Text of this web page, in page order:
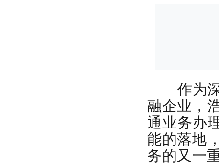
作为深
融企业，
通业务办
能的落地
务的又一